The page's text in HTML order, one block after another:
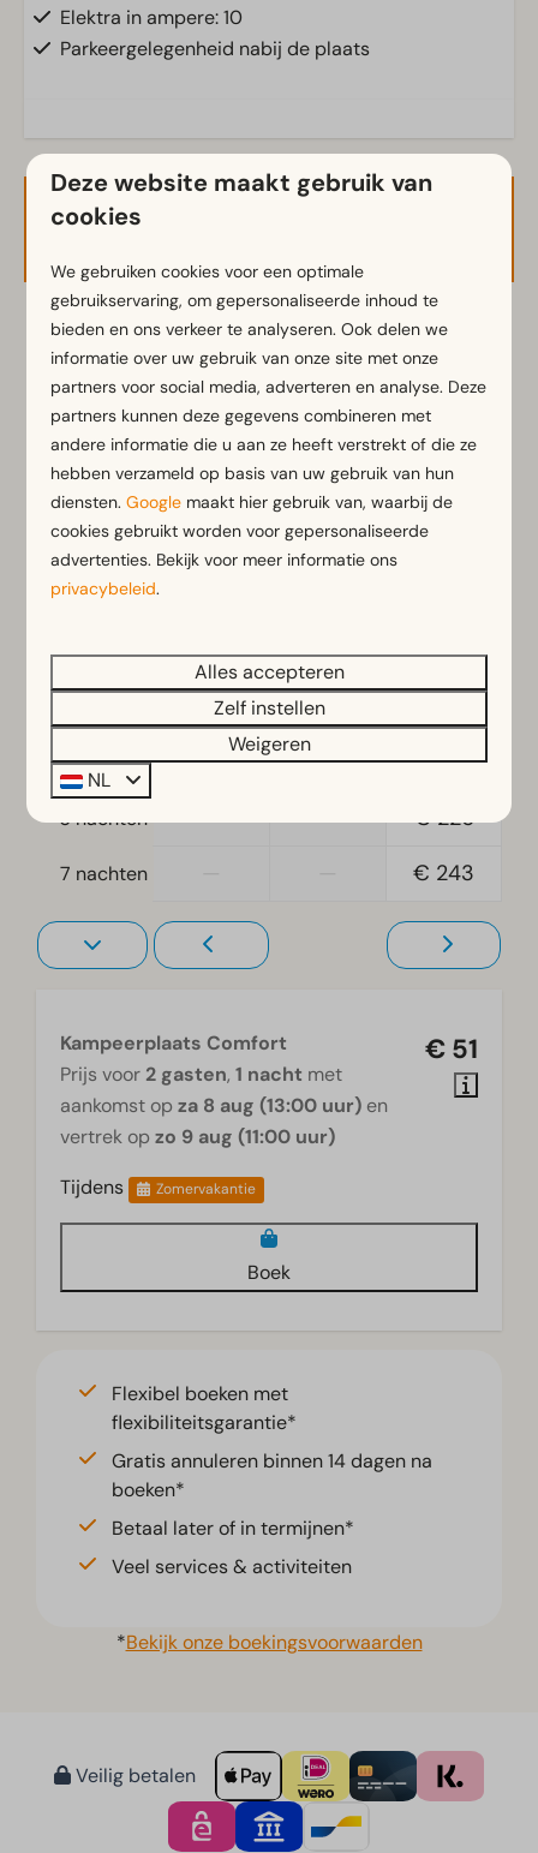
Elektra in ampere: 10
Parkeergelegenheid nabij de plaats
Beschikbaarheid en prijs
2 gasten
za 08-08-2026 zo 09-08-2026
vr
7 aug
za
8 aug
zo
9 aug
1 nacht
— € 51 € 49
2 nachten
3 nachten — — € 112
— —
5 nachten — — € 187
6 nachten — — € 226
7 nachten € 243
€ 51
Kampeerplaats Comfort
Prijs voor 2 gasten, 1 nacht met
aankomst op za 8 aug (13:00 uur) en
vertrek op zo 9 aug (11:00 uur)
Tijdens
Zomervakantie
Boek
Flexibel boeken met
flexibiliteitsgarantie*
Gratis annuleren binnen 14 dagen na
boeken*
Betaal later of in termijnen*
Veel services & activiteiten
*Bekijk onze boekingsvoorwaarden
Veilig betalen
Deze website maakt gebruik van
cookies
We gebruiken cookies voor een optimale
gebruikservaring, om gepersonaliseerde inhoud te
bieden en ons verkeer te analyseren. Ook delen we
informatie over uw gebruik van onze site met onze
partners voor social media, adverteren en analyse. Deze
partners kunnen deze gegevens combineren met
andere informatie die u aan ze heeft verstrekt of die ze
hebben verzameld op basis van uw gebruik van hun
diensten.Google maakt hier gebruik van, waarbij de
cookies gebruikt worden voor gepersonaliseerde
advertenties. Bekijk voor meer informatie ons
privacybeleid.
Alles accepteren
Zelf instellen
Weigeren
NL